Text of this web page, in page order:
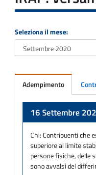
Seleziona il mese:
Adempimento
16 Settembre
Chi:Contribuenti che
superiore al limite
persone fisiche, delle
sono avvalsi del